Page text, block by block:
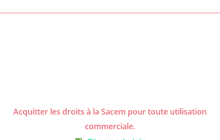
Acquitter les droits à la Sacem pour toute utilisation
commerciale.